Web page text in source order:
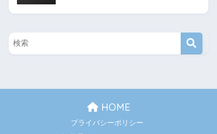
HOME
プライバシーポリシー